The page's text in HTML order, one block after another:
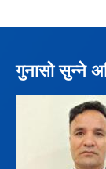
गुनासो सुन्ने